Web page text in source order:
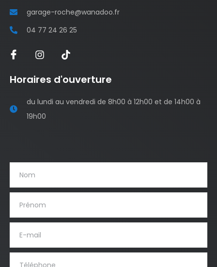
garage-roche@wanadoo.fr
04 77 24 26 25
Horaires d'ouverture
du lundi au vendredi de 8h00 à 12h00 et de 14h00 à
19h00